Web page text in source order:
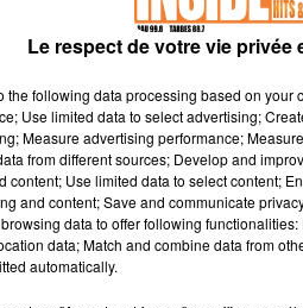
INSIDE
Le respect de votre vie privée
the following data processing based on your
Use limited data to select advertising;
Measure advertising performance;
from different sources; Develop and
content; Use limited data to select content;
and content; Save and communicate
data to offer following
data; Match and combine data from
automatically.